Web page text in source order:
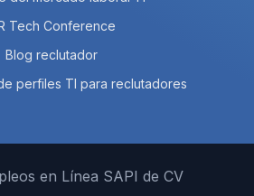
Tech Conference
Blog reclutador
perfiles TI para reclutadores
en Línea SAPI de CV